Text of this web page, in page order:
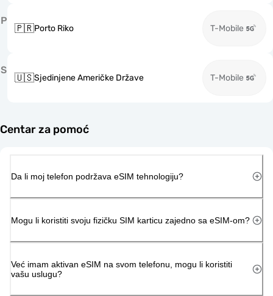
P
🇵🇷Porto Riko T-Mobile
S
🇺🇸Sjedinjene Američke Države T-Mobile
Centar za pomoć
Da li moj telefon podržava eSIM tehnologiju?
Mogu li koristiti svoju fizičku SIM karticu zajedno sa eSIM-om?
Već imam aktivan eSIM na svom telefonu, mogu li koristiti
vašu uslugu?